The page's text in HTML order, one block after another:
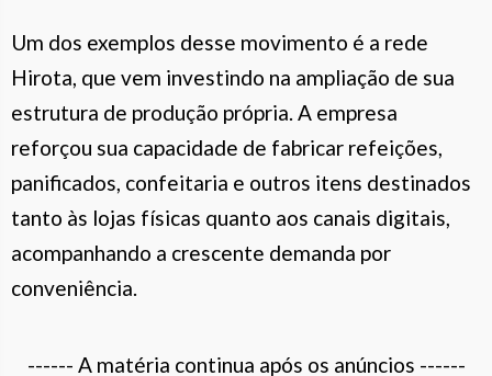
Um dos exemplos desse movimento é a rede
Hirota, que vem investindo na ampliação de sua
estrutura de produção própria. A empresa
reforçou sua capacidade de fabricar refeições,
panificados, confeitaria e outros itens destinados
tanto às lojas físicas quanto aos canais digitais,
acompanhando a crescente demanda por
conveniência.
------ A matéria continua após os anúncios ------